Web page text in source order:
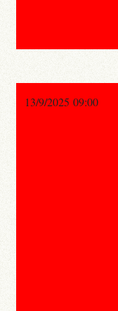
13/9/2025 09:00